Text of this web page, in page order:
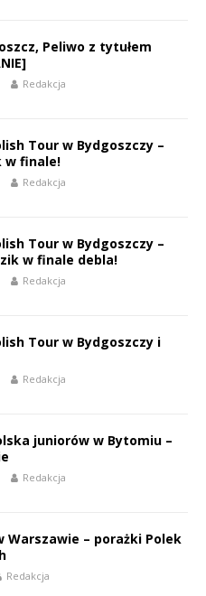
Peliwo z tytułem
Redakcja
Tour w Bydgoszczy –
w finale!
Redakcja
Tour w Bydgoszczy –
w finale debla!
Redakcja
Tour w Bydgoszczy i
Redakcja
juniorów w Bytomiu –
Redakcja
Warszawie – porażki Polek
Redakcja